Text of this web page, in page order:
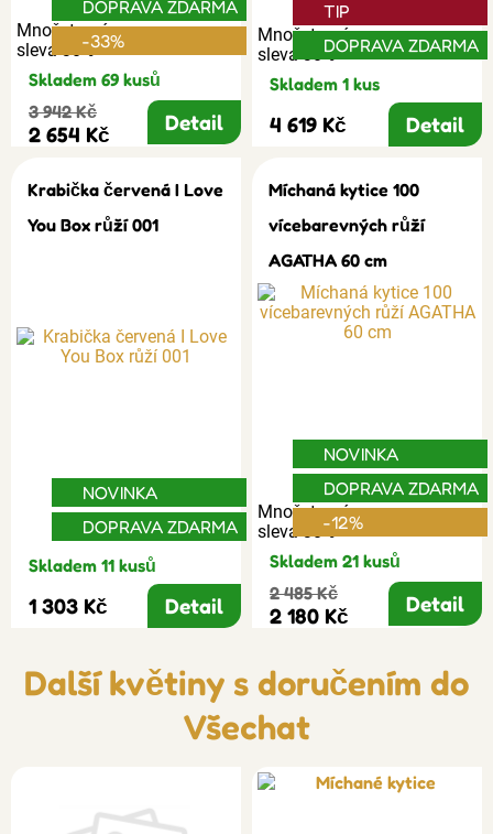
Množstevní
sleva 30%
DOPRAVA ZDARMA
-33%
Skladem 69 kusů
3 942 Kč
2 654 Kč Detail
Množstevní
sleva 30%
TIP
DOPRAVA ZDARMA
Skladem 1 kus
4 619 Kč Detail
Krabička červená I Love
You Box růží 001
NOVINKA
DOPRAVA ZDARMA
Skladem 11 kusů
1 303 Kč Detail
Míchaná kytice 100
vícebarevných růží
AGATHA 60 cm
Množstevní
sleva 30%
NOVINKA
DOPRAVA ZDARMA
-12%
Skladem 21 kusů
2 485 Kč
2 180 Kč Detail
Další květiny s doručením do
Všechat